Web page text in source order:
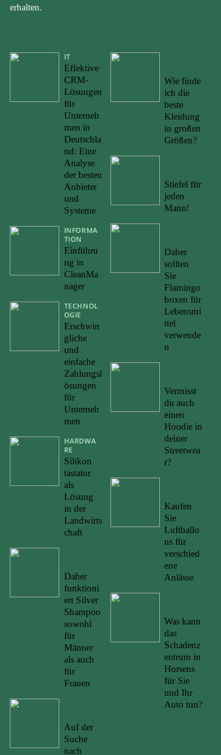
erhalten.
IT
Effektive
CRM-
Lösungen
für
Unterneh
men in
Deutschla
nd: Eine
Analyse
der besten
Anbieter
und
Systeme
INFORMA
TION
Einführu
ng in
CleanMa
nager
TECHNOL
OGIE
Erschwin
gliche
und
einfache
Zahlungsl
ösungen
für
Unterneh
men
HARDWA
RE
Silikon
tastatur
als
Lösung
in der
Landwirts
chaft
Daher
funktioni
ert Silver
Shampoo
sowohl
für
Männer
als auch
für
Frauen
Auf der
Suche
nach
Wie finde
ich die
beste
Kleidung
in großen
Größen?
Stiefel für
jeden
Mann!
Daher
sollten
Sie
Flamingo
boxen für
Lebensmi
ttel
verwende
n
Vermisst
du auch
einen
Hoodie in
deiner
Streetwea
r?
Kaufen
Sie
Luftballo
ns für
verschied
ene
Anlässe
Was kann
das
Schadenz
entrum in
Horsens
für Sie
und Ihr
Auto tun?